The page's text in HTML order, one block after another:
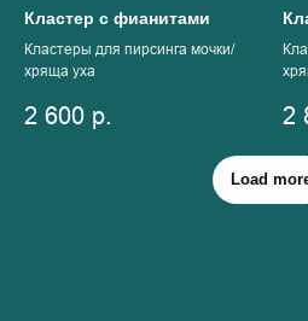
Кластер с фианитами
Кластеры для пирсинга мочки/
хряща уха
2 600 р. 2
Load